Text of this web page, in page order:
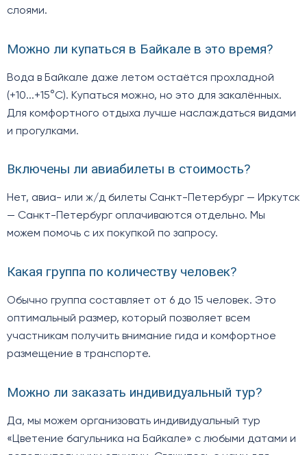
слоями.
Можно ли купаться в Байкале в это время?
Вода в Байкале даже летом остаётся прохладной
(+10...+15°C). Купаться можно, но это для закалённых.
Для комфортного отдыха лучше наслаждаться видами
и прогулками.
Включены ли авиабилеты в стоимость?
Нет, авиа- или ж/д билеты Санкт-Петербург — Иркутск
— Санкт-Петербург оплачиваются отдельно. Мы
можем помочь с их покупкой по запросу.
Какая группа по количеству человек?
Обычно группа составляет от 6 до 15 человек. Это
оптимальный размер, который позволяет всем
участникам получить внимание гида и комфортное
размещение в транспорте.
Можно ли заказать индивидуальный тур?
Да, мы можем организовать индивидуальный тур
«Цветение багульника на Байкале» с любыми датами и